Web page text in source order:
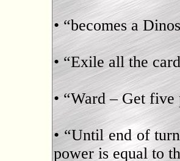
• “becomes a
• “Exile all the
• “Ward – Get five
• “Until end of
power is equal to